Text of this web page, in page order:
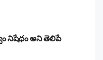
నిషేధం అని తెలిపే